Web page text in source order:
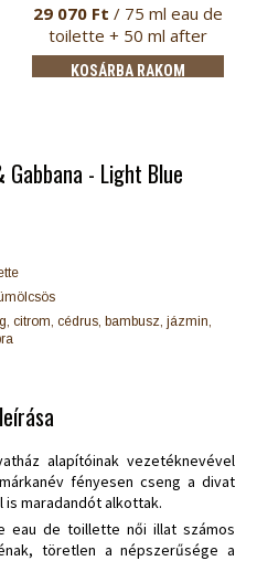
29 070 Ft / 75 ml eau de
toilette + 50 ml after
sh…
KOSÁRBA RAKOM
- Light Blue
citrom, cédrus, bambusz, jázmin,
alapítóinak vezetéknevével
márkanév fényesen cseng a divat
maradandót alkottak.
eau de toillette női illat számos
töretlen a népszerűsége a